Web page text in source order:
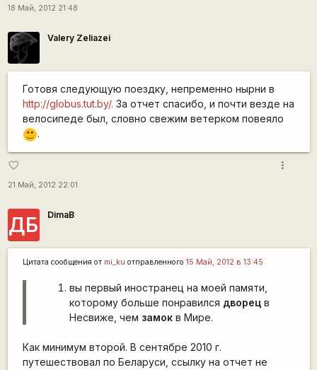
18 Май, 2012 21:48
Valery Zeliazei
Готовя следующую поездку, непременно нырни в
http://globus.tut.by/. За отчет спасибо, и почти везде на
велосипеде был, словно свежим ветерком повеяло
:) .
favorite_border
21 Май, 2012 22:01
more_vert
ДБ DimaB
Цитата сообщения от mi_ku отправленного 15 Май, 2012 в 13:45
вы первый иностранец на моей памяти,
которому больше понравился дворецв
Несвиже, чем замокв Мире.
Как минимум второй. В сентябре 2010 г.
путешествовал по Беларуси, ссылку на отчет не